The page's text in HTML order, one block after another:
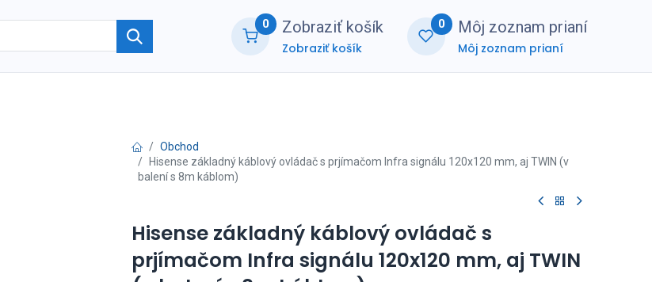
0 Zobraziť košík
Zobraziť košík
0 Môj zoznam prianí
Môj zoznam prianí
Obchod
Hisense základný káblový ovládač s prjímačom Infra signálu 120x120 mm, aj TWIN (v
balení s 8m káblom)
Hisense základný káblový ovládač s
prjímačom Infra signálu 120x120 mm, aj TWIN